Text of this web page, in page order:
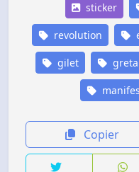
sticker
revolution
gilet greta
Copier